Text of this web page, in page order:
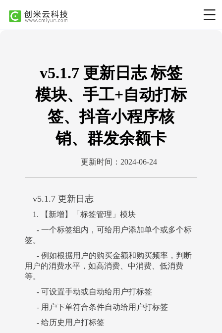
​v5.1.7 更新日志 标签
模块、手工+自动打标
签、抖音小程序核
销、群发余额卡
更新时间：2024-06-24
v5.1.7 更新日志
1. 【新增】「标签管理」模块
- 一个标签组内，可给用户添加单个或多个标
签。
- 例如根据用户的购买金额和购买频率，判断
用户的消费水平，如高消费、中消费、低消费
等。
- 可设置手动或自动给用户打标签
- 用户下单符合条件自动给用户打标签
- 给历史用户打标签